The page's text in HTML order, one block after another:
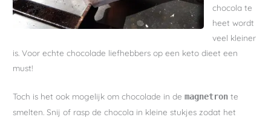
chocola te
heet wordt
veel kleiner
is. Voor echte chocolade liefhebbers op een keto dieet een
must!
Toch is het ook mogelijk om chocolade in demagnetron te
smelten. Snij of rasp de chocola in kleine stukjes zodat het